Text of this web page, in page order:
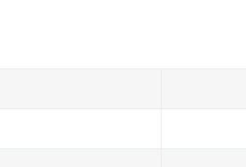
ОДЛАГАЊА ОТПАДА УЗ